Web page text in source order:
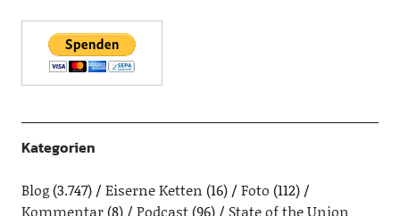
Kategorien
Blog(3.747) Eiserne Ketten (16) Foto (112)
Kommentar(8) Podcast(96)
State of the Union